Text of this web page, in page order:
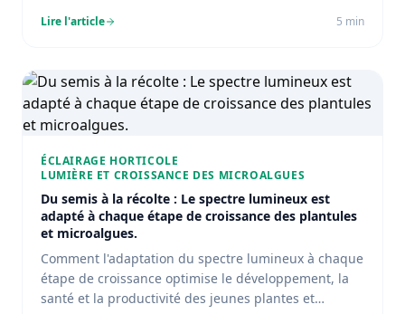
Lire l'article 5 min
ÉCLAIRAGE HORTICOLE
LUMIÈRE ET CROISSANCE DES MICROALGUES
Du semis à la récolte : Le spectre lumineux est
adapté à chaque étape de croissance des plantules
et microalgues.
Comment l'adaptation du spectre lumineux à chaque
étape de croissance optimise le développement, la
santé et la productivité des jeunes plantes et